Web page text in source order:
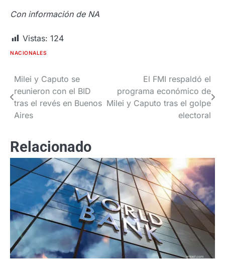
Con información de NA
Vistas: 124
NACIONALES
Navegación
de
entradas
Milei y Caputo se
reunieron con el BID
tras el revés en Buenos
Aires
El FMI respaldó el
programa económico de
Milei y Caputo tras el golpe
electoral
Relacionado